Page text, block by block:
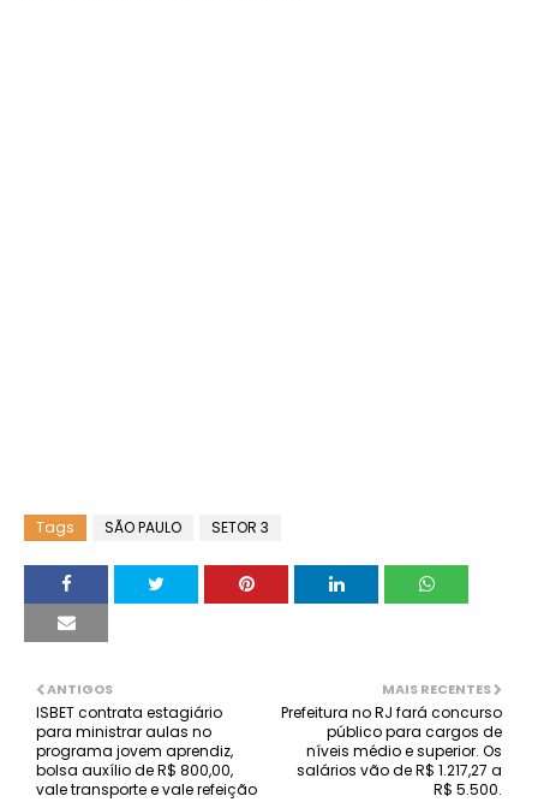
Tags SÃO PAULO SETOR 3
MAIS RECENTES
Prefeitura no RJ fará concurso
público para cargos de
níveis médio e superior. Os
salários vão de R$ 1.217,27 a
R$ 5.500.
ANTIGOS
ISBET contrata estagiário
para ministrar aulas no
programa jovem aprendiz,
bolsa auxílio de R$ 800,00,
vale transporte e vale refeição